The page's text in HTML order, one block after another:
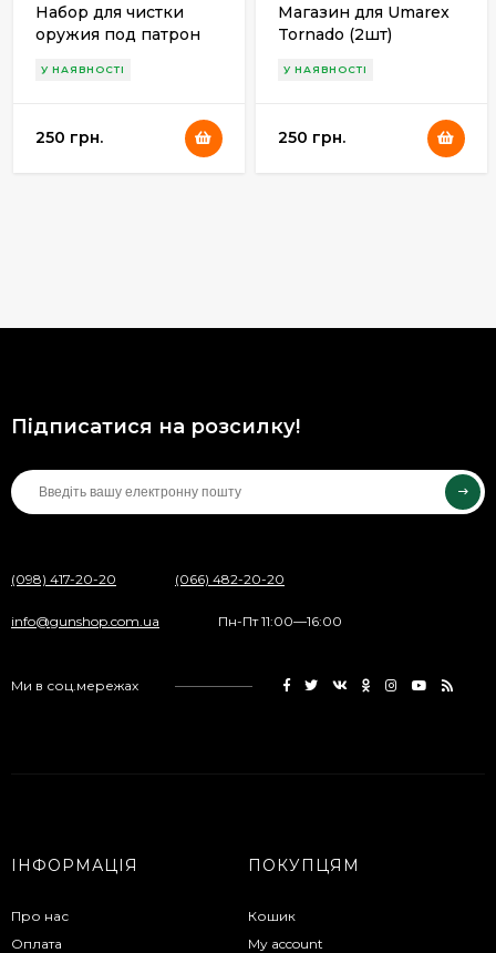
Набор для чистки
оружия под патрон
уп-ка
У НАЯВНОСТІ
250 грн.
Магазин для Umarex
Tornado (2шт)
У НАЯВНОСТІ
250 грн.
Підписатися на розсилку!
(098) 417-20-20 (066) 482-20-20
info@gunshop.com.ua Пн-Пт 11:00—16:00
Ми в соц.мережах
ІНФОРМАЦІЯ
Про нас
Оплата
ПОКУПЦЯМ
Кошик
My account